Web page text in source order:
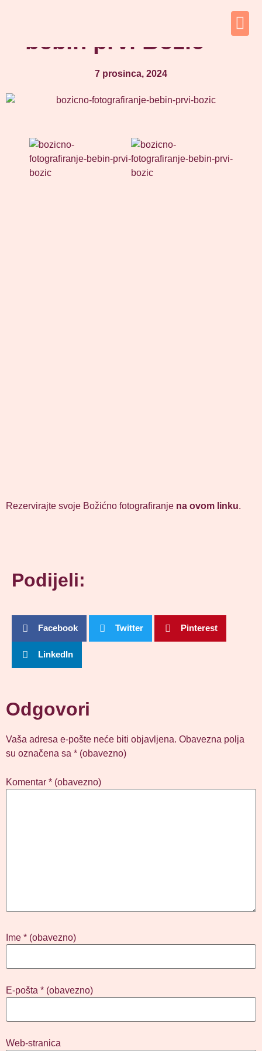
Božićno fotografiranje
– bebin prvi Božić
7 prosinca, 2024
Rezervirajte svoje Božićno fotografiranje na ovom linku.
Podijeli:
Facebook Twitter Pinterest
LinkedIn
Odgovori
Vaša adresa e-pošte neće biti objavljena. Obavezna polja
su označena sa * (obavezno)
Komentar * (obavezno)
Ime * (obavezno)
E-pošta * (obavezno)
Web-stranica